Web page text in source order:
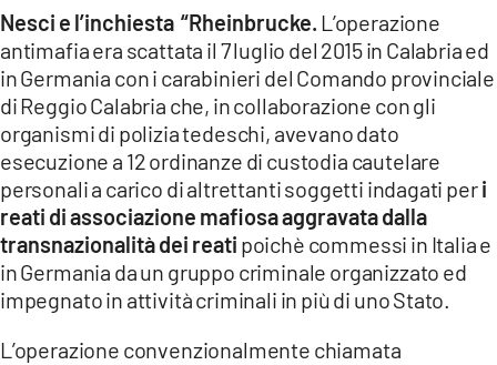
Nesci e l’inchiesta “Rheinbrucke. L’operazione
antimafia era scattata il 7 luglio del 2015 in Calabria ed
in Germania con i carabinieri del Comando provinciale
di Reggio Calabria che, in collaborazione con gli
organismi di polizia tedeschi, avevano dato
esecuzione a 12 ordinanze di custodia cautelare
personali a carico di altrettanti soggetti indagati peri
reati diassociazione mafiosa aggravata dalla
transnazionalità dei reati poichè commessi in Italia e
in Germania da un gruppo criminale organizzato ed
impegnato in attività criminali in più di uno Stato.
L’operazione convenzionalmente chiamata